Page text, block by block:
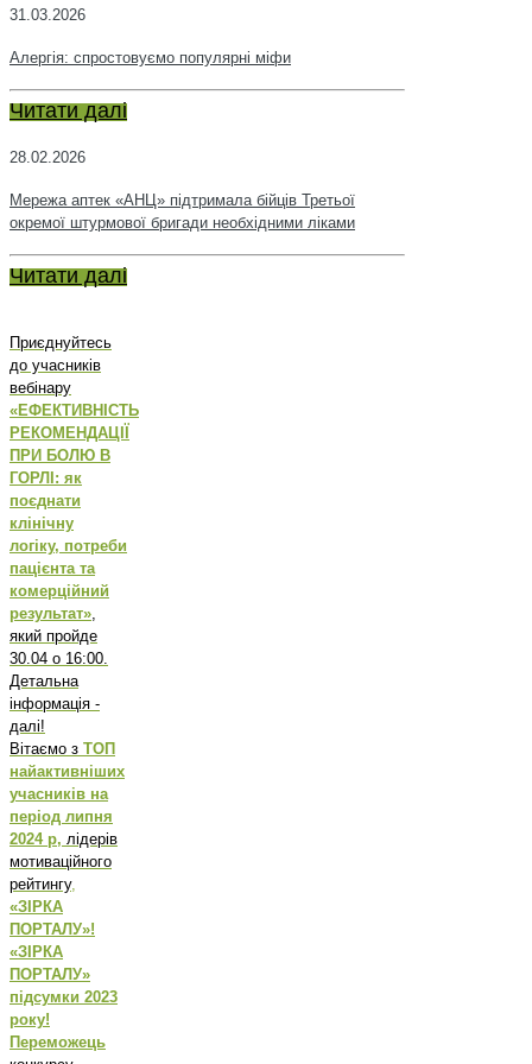
31.03.2026
Алергія: спростовуємо популярні міфи
Читати далі
28.02.2026
Мережа аптек «АНЦ» підтримала бійців Третьої
окремої штурмової бригади необхідними ліками
Читати далі
Приєднуйтесь
до учасників
вебінару
«ЕФЕКТИВНІСТЬ
РЕКОМЕНДАЦІЇ
ПРИ БОЛЮ В
ГОРЛІ: як
поєднати
клінічну
логіку, потреби
пацієнта та
комерційний
результат»
який пройде
30.04 о 16:00.
Детальна
інформація -
далі!
Вітаємо з ТОП
найактивніших
учасників на
період липня
2024 р, лідерів
мотиваційного
рейтингу,
«ЗІРКА
ПОРТАЛУ»!
«ЗІРКА
ПОРТАЛУ»
підсумки 2023
року!
Переможець